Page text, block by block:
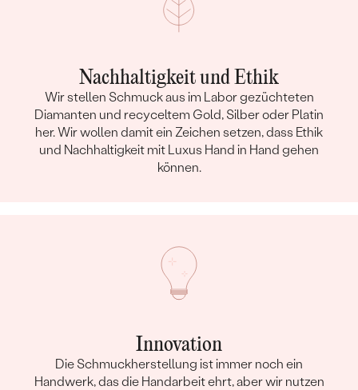
Nachhaltigkeit und Ethik
Wir stellen Schmuck aus im Labor gezüchteten
Diamanten und recyceltem Gold, Silber oder Platin
her. Wir wollen damit ein Zeichen setzen, dass Ethik
und Nachhaltigkeit mit Luxus Hand in Hand gehen
können.
Innovation
Die Schmuckherstellung ist immer noch ein
Handwerk, das die Handarbeit ehrt, aber wir nutzen